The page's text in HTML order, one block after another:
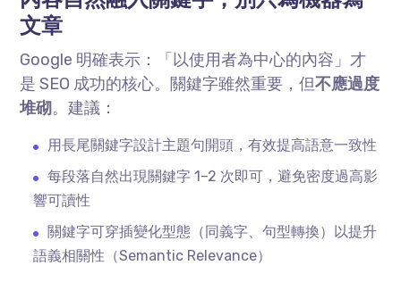
文章
Google 明確表示：「以使用者為中心的內容」才
是 SEO 成功的核心。關鍵字雖然重要，但不應過度
堆砌。建議：
用長尾關鍵字設計主題句開頭，有效提高語意一致性
每段落自然出現關鍵字 1–2 次即可，避免密度過高影
響可讀性
關鍵字可穿插變化型態（同義字、句型轉換）以提升
語義相關性（Semantic Relevance）